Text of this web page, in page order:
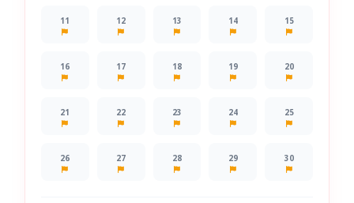
11 12 13 14 15
16 17 18 19 20
21 22 23 24 25
26 27 28 29 30